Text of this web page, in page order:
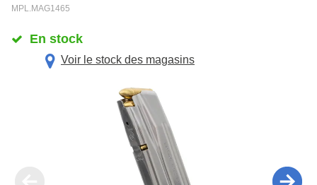
MPL.MAG1465
En stock
Voir le stock des magasins